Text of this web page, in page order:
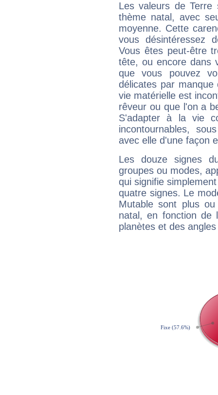
Les valeurs de Terre
thème natal, avec
moyenne. Cette
vous désintéressez
Vous êtes peut-être
tête, ou encore dans
que vous pouvez
délicates par
vie matérielle est
rêveur ou que l'on a
S'adapter à la vie
incontournables,
avec elle d'une façon
Les douze signes
groupes ou modes,
qui signifie
quatre signes. Le
Mutable sont plus
natal, en fonction de
planètes et des